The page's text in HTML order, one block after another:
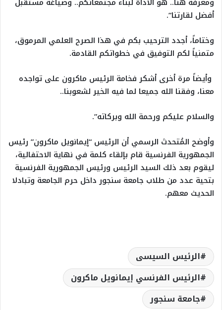
أفضل لقارتنا”.
وختاماً، أجدد الترحيب بكم في هذا الصرح العلمي المرموق،
متمنياً لكم التوفيق في خطواتكم القادمة.
وأيضاً مرة أخرى أشكر فخامة الرئيس ماكرون على تواجده
معنا، وفقنا الله جميعا لما فيه الخير لشعوبنا..
والسلام عليكم ورحمة الله وبركاته”.
وأوضح المُتحدث الرسمي أن الرئيس “إيمانويل ماكرون” رئيس
الجمهورية الفرنسية قام بإلقاء كلمة في نهاية الاحتفالية،
ليقوم بعد ذلك السيد الرئيس ورئيس الجمهورية الفرنسية
بتحية عدد من طلاب جامعة سنجور داخل حرم الجامعة وتبادلا
الحديث معهم.
الرئيس السيسى
الرئيس الفرنسي إيمانويل ماكرون
جامعة سنجور